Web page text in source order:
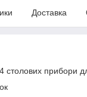
Доставка
столових прибори